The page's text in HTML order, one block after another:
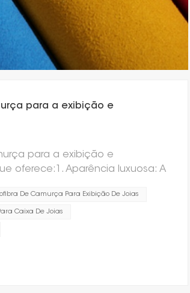
para a exibição e
para a exibição e
oferece:1. Aparência luxuosa: A
Textura macia: A textura
com as joias, prevenindo
peças delicadas, como
proteção de longa
A microfibra de camurça está
De Camurça Para Exibição De Joias
Caixa De Joias